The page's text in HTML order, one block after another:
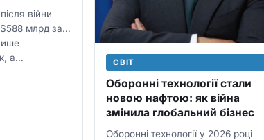
війни
млрд за
а…
СВІТ
Оборонні технології стали
новою нафтою: як війна
змінила глобальний бізнес
Оборонні технології у 2026 році